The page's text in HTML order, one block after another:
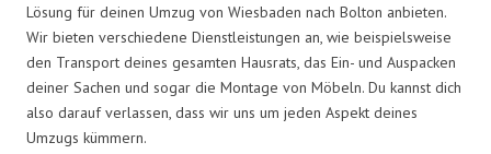
Lösung für deinen Umzug von Wiesbaden nach Bolton anbieten.
Wir bieten verschiedene Dienstleistungen an, wie beispielsweise
den Transport deines gesamten Hausrats, das Ein- und Auspacken
deiner Sachen und sogar die Montage von Möbeln. Du kannst dich
also darauf verlassen, dass wir uns um jeden Aspekt deines
Umzugs kümmern.